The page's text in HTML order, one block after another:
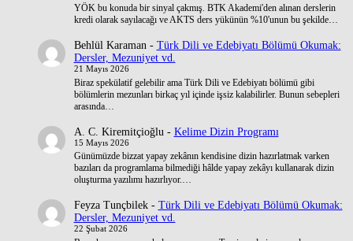
YÖK bu konuda bir sinyal çakmış. BTK Akademi'den alınan derslerin
kredi olarak sayılacağı ve AKTS ders yükünün %10'unun bu şekilde…
Behlül Karaman- Türk Dili ve Edebiyatı Bölümü Okumak:
Dersler, Mezuniyet vd.
21 Mayıs 2026
Biraz spekülatif gelebilir ama Türk Dili ve Edebiyatı bölümü gibi
bölümlerin mezunları birkaç yıl içinde işsiz kalabilirler. Bunun sebepleri
arasında…
A. C. Kiremitçioğlu - Kelime Dizin Programı
15 Mayıs 2026
Günümüzde bizzat yapay zekânın kendisine dizin hazırlatmak varken
bazıları da programlama bilmediği hâlde yapay zekâyı kullanarak dizin
oluşturma yazılımı hazırlıyor.…
Feyza Tunçbilek- Türk Dili ve Edebiyatı Bölümü Okumak:
Dersler, Mezuniyet vd.
22 Şubat 2026